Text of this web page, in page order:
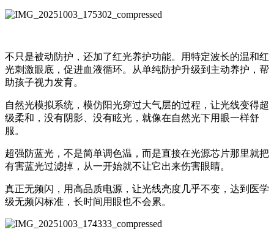
不只是被动防护，还加了红光养护功能。用特定波长的温和红
光刺激眼底，促进血液循环。从单纯防护升级到主动养护，帮
助孩子视力发育。
自然光模拟系统，模仿阳光穿过大气层的过程，让光线变得超
级柔和，没有阴影、没有眩光，就像在自然光下用眼一样舒
服。
超强防蓝光，不是简单调色温，而是直接在光源芯片那里就把
有害蓝光过滤掉，从一开始就不让它出来伤害眼睛。
真正无频闪，用高品质电源，让光线亮度几乎不变，达到医学
级无频闪标准，长时间用眼也不会累。